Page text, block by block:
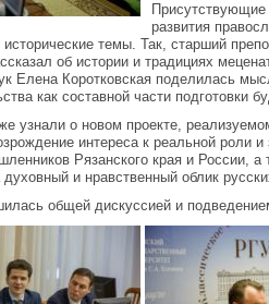
развития
темы. Так, старший
об истории и традициях
Елена Коротковская поделилась
как составной части подготовки
узнали о новом проекте,
интереса к реальной роли
Рязанского края и России, а
и нравственный облик
общей дискуссией и